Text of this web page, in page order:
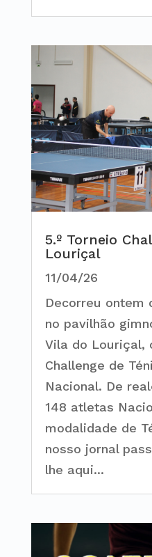
5.º Torneio
Louriçal
11/04/26
Decorreu ontem
no pavilhão
Vila do Louriçal,
Challenge de
Nacional. De
148 atletas
modalidade de
nosso jornal
lhe aqui...